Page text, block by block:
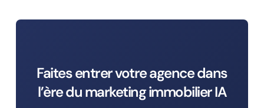
Faites entrer votre agence dans
l’ère du marketing immobilier IA